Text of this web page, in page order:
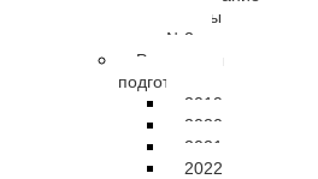
группы
№2
Результаты
подготовки
2019
2020
2021
2022